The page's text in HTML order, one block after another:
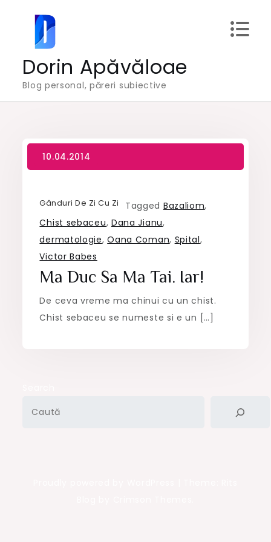
content
Dorin Apăvăloae
Blog personal, păreri subiective
Gânduri De Zi Cu Zi Tagged Bazaliom,
Chist sebaceu, Dana Jianu,
dermatologie,Oana Coman, Spital,
Victor Babes
Ma Duc Sa Ma Tai. Iar!
De ceva vreme ma chinui cu un chist.
Chist sebaceu se numeste si e un […]